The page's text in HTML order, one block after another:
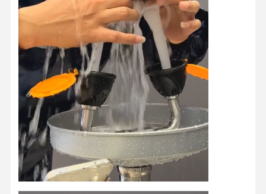
Controle De
Qualidade
CONTATE-
NOS
Notícias Casos
Blog
Converse
Agora
Chuveiro de emergência e lavagem ocular